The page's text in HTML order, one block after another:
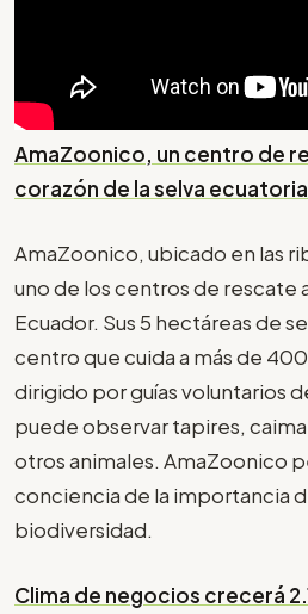
AmaZoonico, un centro de
corazón de la selva
AmaZoonico, ubicado en las
uno de los centros de rescate
Ecuador. Sus 5 hectáreas de
centro que cuida a más de
dirigido por guías voluntarios
puede observar tapires,
otros animales. AmaZoonico
conciencia de la importancia
biodiversidad.
Clima de negocios crecerá